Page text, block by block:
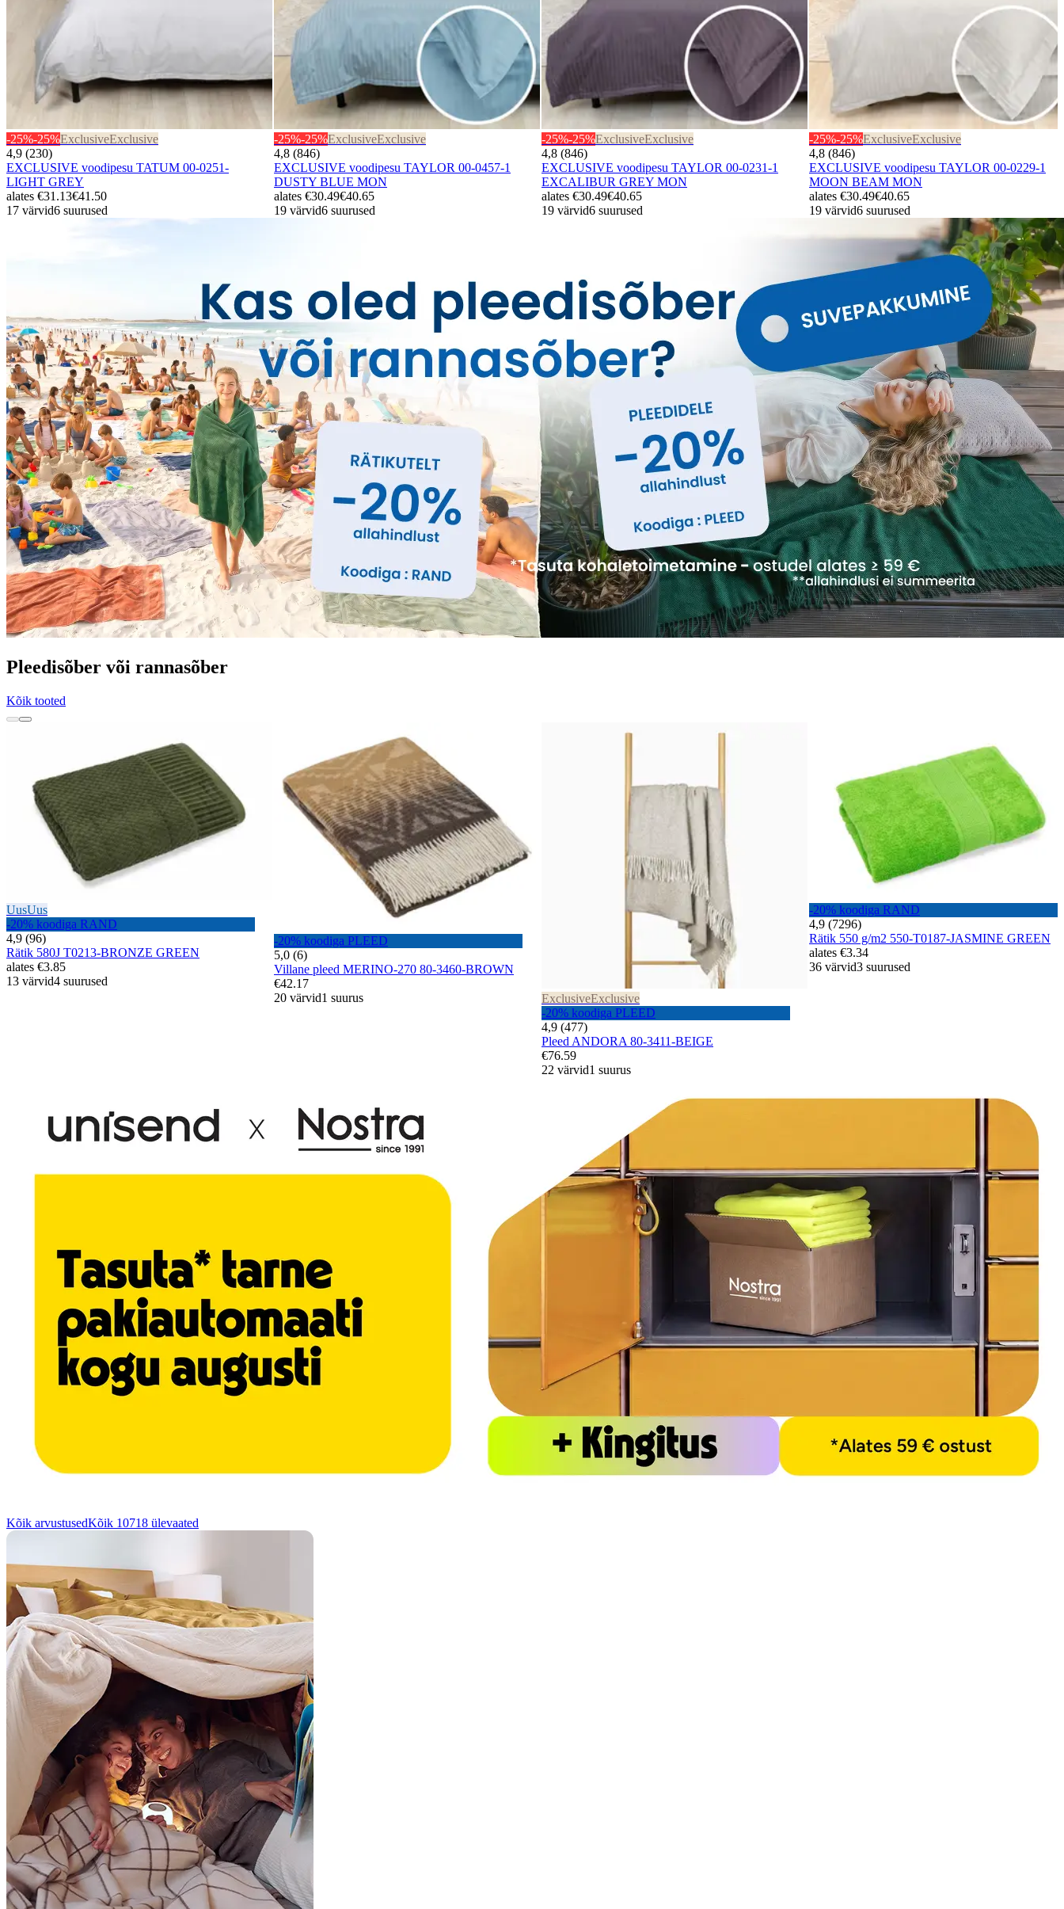
-25%-25%ExclusiveExclusive
4,9 (230)
EXCLUSIVE voodipesu TATUM 00-0251-
LIGHT GREY
alates €31.13€41.50
17 värvid6 suurused
-25%-25%ExclusiveExclusive
4,8 (846)
EXCLUSIVE voodipesu TAYLOR 00-0457-1
DUSTY BLUE MON
alates €30.49€40.65
19 värvid6 suurused
-25%-25%ExclusiveExclusive
4,8 (846)
EXCLUSIVE voodipesu TAYLOR 00-0231-1
EXCALIBUR GREY MON
alates €30.49€40.65
19 värvid6 suurused
-25%-25%ExclusiveExclusive
4,8 (846)
EXCLUSIVE voodipesu TAYLOR 00-0229-1
MOON BEAM MON
alates €30.49€40.65
19 värvid6 suurused
Pleedisõber või rannasõber
Kõik tooted
UusUus
-20% koodiga RAND
4,9 (96)
Rätik 580J T0213-BRONZE GREEN
alates €3.85
13 värvid4 suurused
-20% koodiga PLEED
5,0 (6)
Villane pleed MERINO-270 80-3460-BROWN
€42.17
20 värvid1 suurus ExclusiveExclusive
-20% koodiga PLEED
4,9 (477)
Pleed ANDORA 80-3411-BEIGE
€76.59
22 värvid1 suurus
-20% koodiga RAND
4,9 (7296)
Rätik 550 g/m2 550-T0187-JASMINE GREEN
alates €3.34
36 värvid3 suurused
Kõik arvustusedKõik 10718 ülevaated